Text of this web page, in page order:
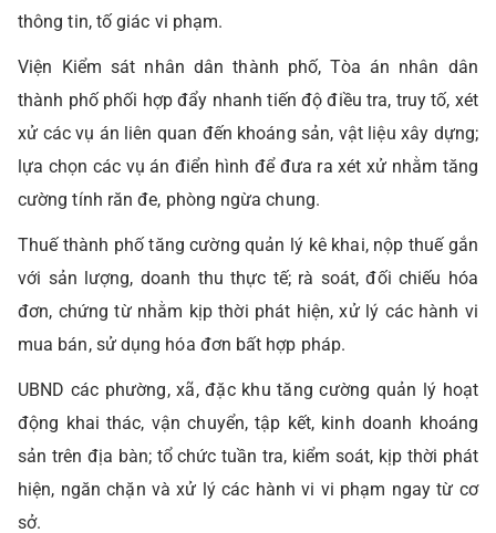
thông tin, tố giác vi phạm.
Viện Kiểm sát nhân dân thành phố, Tòa án nhân dân
thành phố phối hợp đẩy nhanh tiến độ điều tra, truy tố, xét
xử các vụ án liên quan đến khoáng sản, vật liệu xây dựng;
lựa chọn các vụ án điển hình để đưa ra xét xử nhằm tăng
cường tính răn đe, phòng ngừa chung.
Thuế thành phố tăng cường quản lý kê khai, nộp thuế gắn
với sản lượng, doanh thu thực tế; rà soát, đối chiếu hóa
đơn, chứng từ nhằm kịp thời phát hiện, xử lý các hành vi
mua bán, sử dụng hóa đơn bất hợp pháp.
UBND các phường, xã, đặc khu tăng cường quản lý hoạt
động khai thác, vận chuyển, tập kết, kinh doanh khoáng
sản trên địa bàn; tổ chức tuần tra, kiểm soát, kịp thời phát
hiện, ngăn chặn và xử lý các hành vi vi phạm ngay từ cơ
sở.